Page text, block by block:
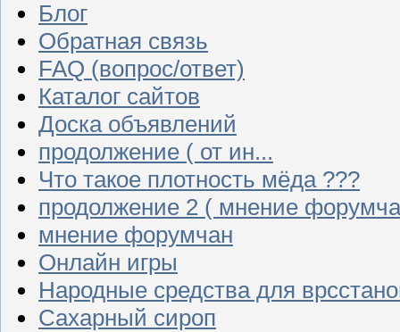
Блог
Обратная связь
FAQ (вопрос/ответ)
Каталог сайтов
Доска объявлений
продолжение ( от ин...
Что такое плотность мёда ???
продолжение 2 ( мнение
мнение форумчан
Онлайн игры
Народные средства для
Сахарный сироп